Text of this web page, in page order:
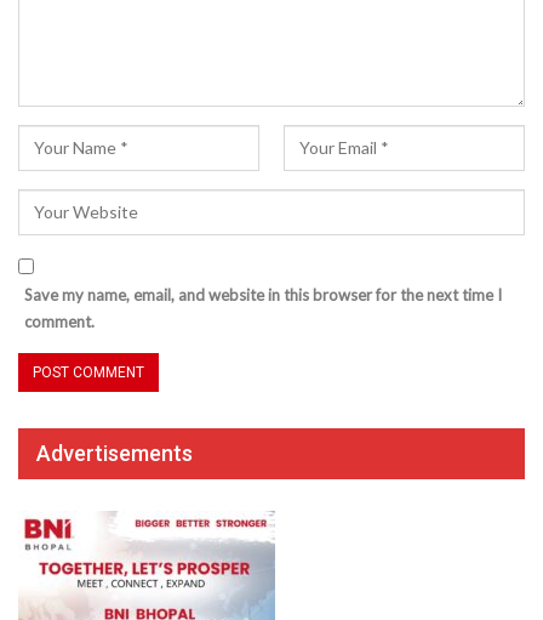
Save my name, email, and website in this browser for the next time I
comment.
Advertisements